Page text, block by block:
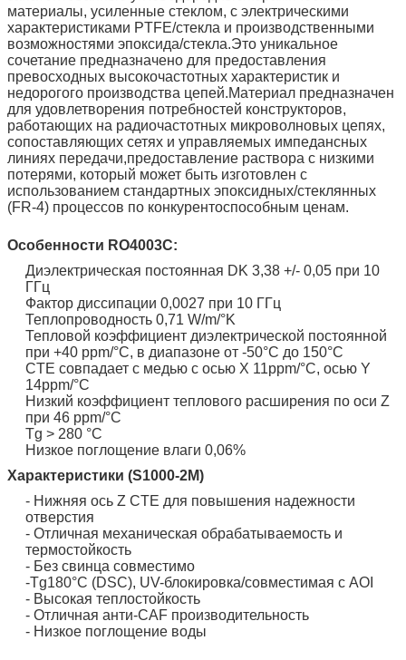
материалы, усиленные стеклом, с электрическими
характеристиками PTFE/стекла и производственными
возможностями эпоксида/стекла.Это уникальное
сочетание предназначено для предоставления
превосходных высокочастотных характеристик и
недорогого производства цепей.Материал предназначен
для удовлетворения потребностей конструкторов,
работающих на радиочастотных микроволновых цепях,
сопоставляющих сетях и управляемых импедансных
линиях передачи,предоставление раствора с низкими
потерями, который может быть изготовлен с
использованием стандартных эпоксидных/стеклянных
(FR-4) процессов по конкурентоспособным ценам.
Особенности RO4003C:
Диэлектрическая постоянная DK 3,38 +/- 0,05 при 10
ГГц
Фактор диссипации 0,0027 при 10 ГГц
Теплопроводность 0,71 W/m/°K
Тепловой коэффициент диэлектрической постоянной
при +40 ppm/°C, в диапазоне от -50°C до 150°C
CTE совпадает с медью с осью X 11ppm/°C, осью Y
14ppm/°C
Низкий коэффициент теплового расширения по оси Z
при 46 ppm/°C
Tg > 280 °C
Низкое поглощение влаги 0,06%
Характеристики (S1000-2M)
- Нижняя ось Z CTE для повышения надежности
отверстия
- Отличная механическая обрабатываемость и
термостойкость
- Без свинца совместимо
-Tg180°C (DSC), UV-блокировка/совместимая с AOI
- Высокая теплостойкость
- Отличная анти-CAF производительность
- Низкое поглощение воды